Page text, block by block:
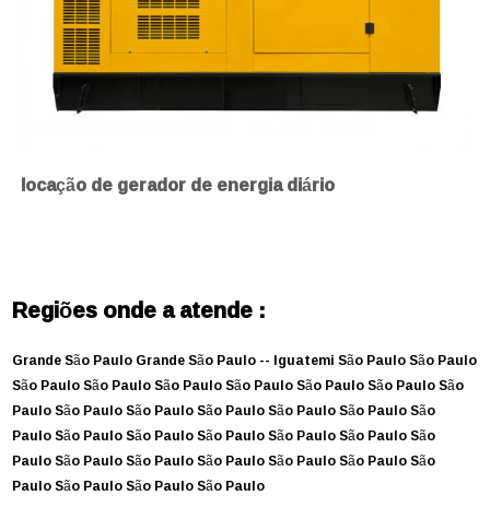
locação de gerador de energia diário
Regiões onde a atende :
Grande São PauloGrande São Paulo -- IguatemiSão PauloSão Paulo
São PauloSão PauloSão PauloSão PauloSão PauloSão PauloSão
PauloSão PauloSão PauloSão PauloSão PauloSão PauloSão
PauloSão PauloSão PauloSão PauloSão PauloSão PauloSão
PauloSão PauloSão PauloSão PauloSão PauloSão PauloSão
PauloSão PauloSão PauloSão Paulo